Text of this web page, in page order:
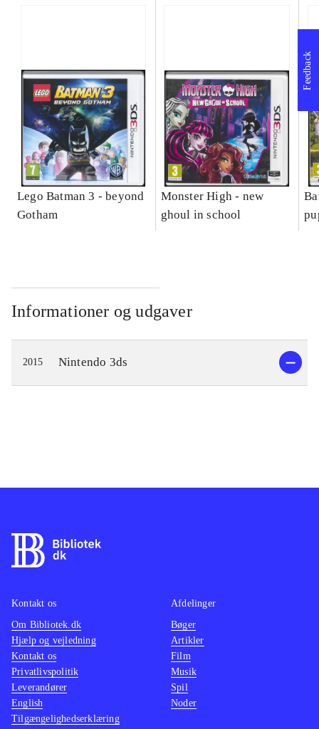
Lego Batman 3 - beyond
Gotham
Monster High - new
ghoul in school
Informationer og udgaver
2015 Nintendo 3ds
Feedback
Kontakt os
Om Bibliotek.dk
Hjælp og vejledning
Kontakt os
Privatlivspolitik
Leverandører
English
Tilgængelighedserklæring
Afdelinger
Bøger
Artikler
Film
Musik
Spil
Noder